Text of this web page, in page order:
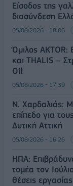
Είσοδος της
διασύνδεση
05/08/2026 - 18:06
Όμιλος
και THALIS –
Oil
05/08/2026 - 17:39
Ν. Χαρδαλιάς:
επίπεδο για
Δυτική Αττική
05/08/2026 - 16:26
ΗΠΑ:
τομέα τον
θέσεις εργασίας